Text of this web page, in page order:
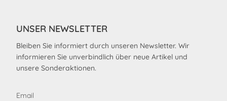
UNSER NEWSLETTER
Bleiben Sie informiert durch unseren Newsletter. Wir
informieren Sie unverbindlich über neue Artikel und
unsere Sonderaktionen.
Email